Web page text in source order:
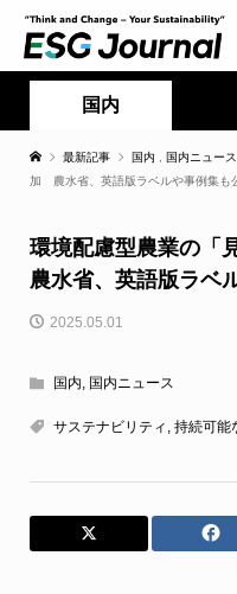
国内
最新記事 国内 国内ニュース
加 農水省、英語版ラベルや事例集も
環境配慮型農業の「
農水省、英語版ラベ
2025.05.01
国内, 国内ニュース
サステナビリティ , 持続可能